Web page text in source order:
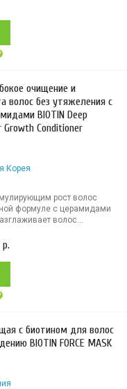
очищение и
волос без утяжеления с
BIOTIN Deep
Growth Conditioner
Корея
рост волос
формуле с церамидами
волос...
р.
с биотином для волос
BIOTIN FORCE MASK